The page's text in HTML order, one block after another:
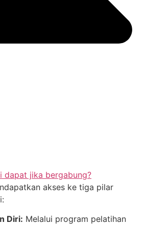
dapat jika bergabung?
akses ke tiga pilar
Diri: Melalui program pelatihan